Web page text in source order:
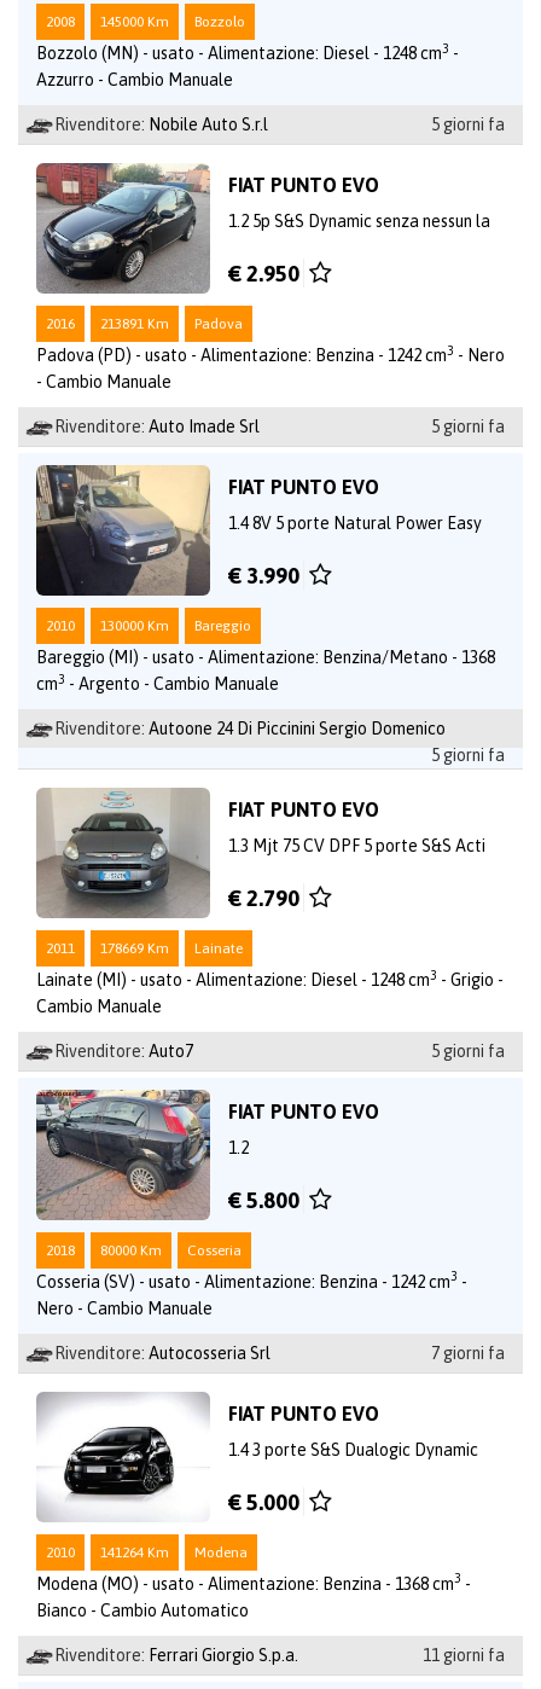
2008 145000 Km Bozzolo
Bozzolo (MN) - usato - Alimentazione: Diesel - 1248 cm3 -
Azzurro - Cambio Manuale
Rivenditore: Nobile Auto S.r.l 5 giorni fa
FIAT PUNTO EVO
1.2 5p S&S Dynamic senza nessun la
€ 2.950
2016 213891 Km Padova
Padova (PD) - usato - Alimentazione: Benzina - 1242 cm3 - Nero
- Cambio Manuale
Rivenditore: Auto Imade Srl 5 giorni fa
FIAT PUNTO EVO
1.4 8V 5 porte Natural Power Easy
€ 3.990
2010 130000 Km Bareggio
Bareggio (MI) - usato - Alimentazione: Benzina/Metano - 1368
cm3 - Argento - Cambio Manuale
Rivenditore: Autoone 24 Di Piccinini Sergio Domenico
5 giorni fa
FIAT PUNTO EVO
1.3 Mjt 75 CV DPF 5 porte S&S Acti
€ 2.790
2011 178669 Km Lainate
Lainate (MI) - usato - Alimentazione: Diesel - 1248 cm3 - Grigio -
Cambio Manuale
Rivenditore: Auto7 5 giorni fa
FIAT PUNTO EVO
1.2
€ 5.800
2018 80000 Km Cosseria
Cosseria (SV) - usato - Alimentazione: Benzina - 1242 cm3 -
Nero - Cambio Manuale
Rivenditore: Autocosseria Srl 7 giorni fa
FIAT PUNTO EVO
1.4 3 porte S&S Dualogic Dynamic
€ 5.000
2010 141264 Km Modena
Modena (MO) - usato - Alimentazione: Benzina - 1368 cm3 -
Bianco - Cambio Automatico
Rivenditore: Ferrari Giorgio S.p.a. 11 giorni fa